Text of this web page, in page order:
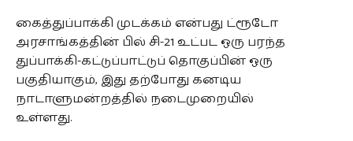
கைத்துப்பாக்கி முடக்கம் என்பது ட்ரூடோ
அரசாங்கத்தின் பில் சி-21 உட்பட ஒரு பரந்த
துப்பாக்கி-கட்டுப்பாட்டுப் தொகுப்பின் ஒரு
பகுதியாகும், இது தற்போது கனடிய
நாடாளுமன்றத்தில் நடைமுறையில்
உள்ளது.